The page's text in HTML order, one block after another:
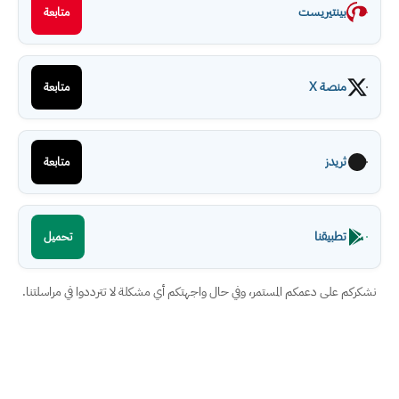
بينتيريست متابعة
منصة X متابعة
ثريدز متابعة
تطبيقنا تحميل
نشكركم على دعمكم المستمر، وفي حال واجهتكم أي مشكلة لا تترددوا في مراسلتنا.